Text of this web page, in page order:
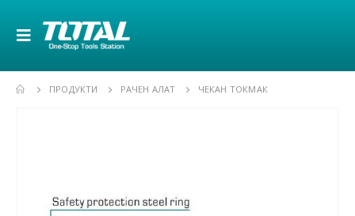
ПРОДУКТИ РАЧЕН АЛАТ ЧЕКАН ТОКМАК